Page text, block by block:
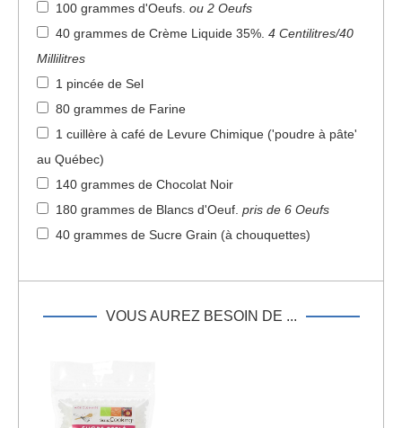
100 grammes d'Oeufs. ou 2 Oeufs
40 grammes de Crème Liquide 35%. 4 Centilitres/40
Millilitres
1 pincée de Sel
80 grammes de Farine
1 cuillère à café de Levure Chimique ('poudre à pâte'
au Québec)
140 grammes de Chocolat Noir
180 grammes de Blancs d'Oeuf. pris de 6 Oeufs
40 grammes de Sucre Grain (à chouquettes)
VOUS AUREZ BESOIN DE ...